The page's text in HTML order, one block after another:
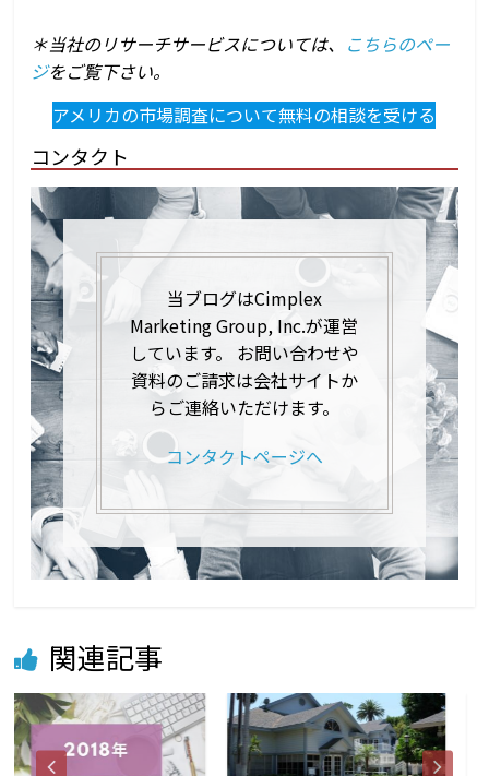
＊当社のリサーチサービスについては、 こちらのペー
ジをご覧下さい。
アメリカの市場調査について無料の相談を受ける
コンタクト
当ブログはCimplex
Marketing Group, Inc.が運営
しています。 お問い合わせや
資料のご請求は会社サイトか
らご連絡いただけます。
コンタクトページへ
関連記事